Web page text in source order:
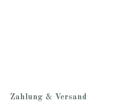
Zahlung & Versand